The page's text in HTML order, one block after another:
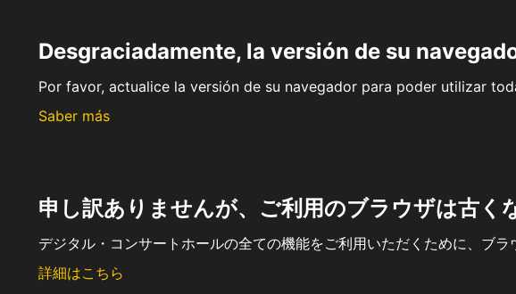
Desgraciadamente, la versión de su
Por favor, actualice la versión de su navegador para poder utilizar
Saber más
申し訳ありませんが、ご利用のブラウザは古く
デジタル・コンサートホールの全ての機能をご利用いただくために、ブラ
詳細はこちら